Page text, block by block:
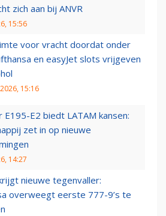
zich aan bij ANVR
15:56
voor vracht doordat onder
en easyJet slots vrijgeven
15:16
E195-E2 biedt LATAM kansen:
zet in op nieuwe
14:27
nieuwe tegenvaller:
overweegt eerste 777-9’s te